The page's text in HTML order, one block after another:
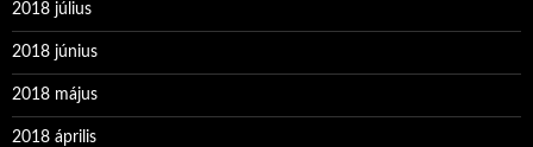
2018 július
2018 június
2018 május
2018 április